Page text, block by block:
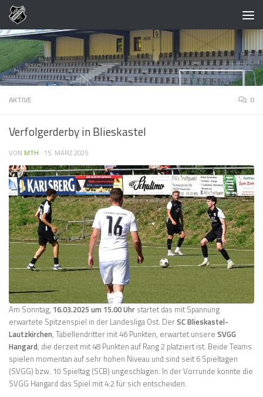
Zum Inhalt springen
AKTIVE 0
Verfolgerderby in Blieskastel
VON MTH · 15. MÄRZ 2025
Am Sonntag, 16.03.2025 um 15.00 Uhr startet das mit Spannung
erwartete Spitzenspiel in der Landesliga Ost. DerSC Blieskastel-
Lautzkirchen, Tabellendritter mit 46 Punkten, erwartet unsere SVGG
Hangard, die derzeit mit 48 Punkten auf Rang 2 platziert ist. Beide Teams
spielen momentan auf sehr hohen Niveau und sind seit 6 Spieltagen
(SVGG) bzw. 10 Spieltag (SCB) ungeschlagen. In der Vorrunde konnte die
SVGG Hangard das Spiel mit 4:2 für sich entscheiden.